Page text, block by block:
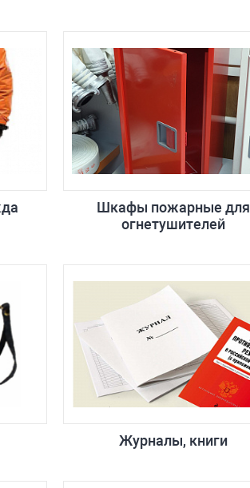
Шкафы пожарные для
огнетушителей
Журналы, книги